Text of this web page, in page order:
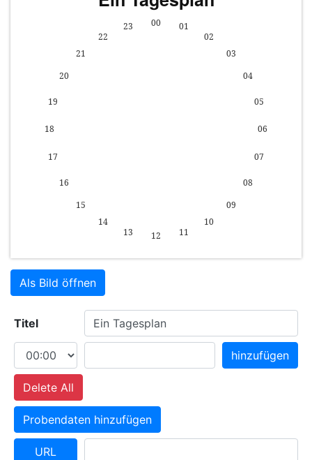
Als Bild öffnen
Titel
hinzufügen
Delete All
Probendaten hinzufügen
URL